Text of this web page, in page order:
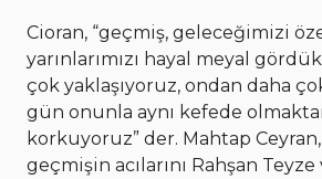
Cioran, “geçmiş, geleceğimizi
yarınlarımızı hayal meyal
çok yaklaşıyoruz, ondan daha
gün onunla aynı kefede
korkuyoruz” der. Mahtap
geçmişin acılarını Rahşan Teyze